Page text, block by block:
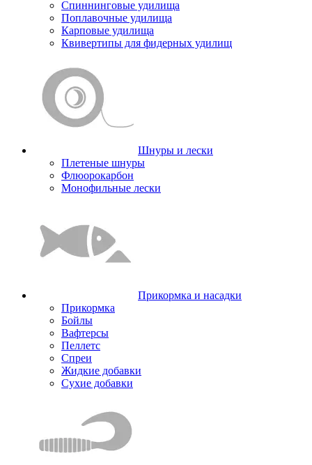
Спиннинговые удилища
Поплавочные удилища
Карповые удилища
Квивертипы для фидерных удилищ
Шнуры и лески
Плетеные шнуры
Флюорокарбон
Монофильные лески
Прикормка и насадки
Прикормка
Бойлы
Вафтерсы
Пеллетс
Спреи
Жидкие добавки
Сухие добавки